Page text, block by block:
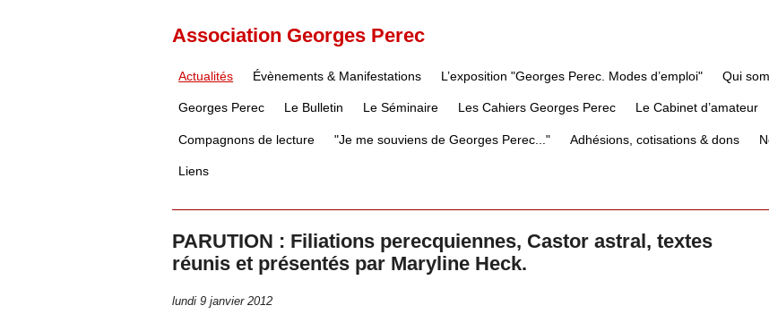
Association Georges Perec
Actualités Évènements & Manifestations L’exposition "Georges Perec. Modes d’emploi" Qui
Georges Perec Le Bulletin Le Séminaire Les Cahiers Georges Perec Le Cabinet d’amateur
Compagnons de lecture "Je me souviens de Georges Perec..." Adhésions, cotisations & dons
Liens
PARUTION : Filiations perecquiennes, Castor astral, textes
réunis et présentés par Maryline Heck.
lundi 9 janvier 2012